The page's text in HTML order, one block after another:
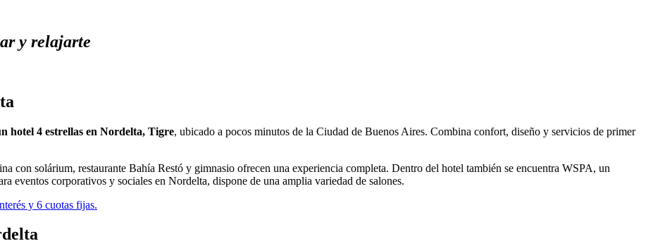
y relajarte
hotel 4 estrellas en Nordelta, Tigre, ubicado a pocos minutos de la Ciudad de Buenos Aires. Combina confort, diseño y servicios de primer
con solárium, restaurante Bahía Restó y gimnasio ofrecen una experiencia completa. Dentro del hotel también se encuentra WSPA, un
eventos corporativos y sociales en Nordelta, dispone de una amplia variedad de salones.